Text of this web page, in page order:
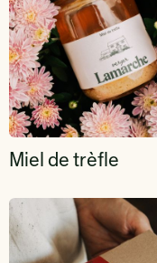
Miel de trèfle